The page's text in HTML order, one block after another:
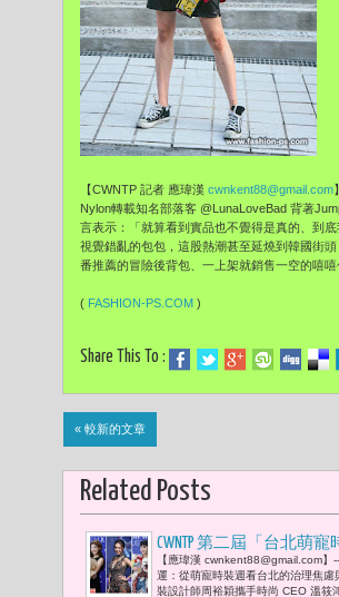
【CWNTP 記者 應瑋漢 cwnkent88@gmail.com
Nylon轉載知名部落客 @LunaLoveBad 背著
言表示：「就算看到實品也不覺得是真的、到
視覺錯亂的包包，這股熱潮甚至延燒到韓國街
番推薦的冒險後背包、一上架就銷售一空的嘻
( FASHION-PS.COM )
Share This To :
« 較新的文章
Related Posts
CWNTP 第二屆「台北萌
裕穎新JUST IN XX 2026 春
薔、王思佳與王心恬現
【應瑋漢 cwnkent88@gmail.com】
運：從萌寵時裝週看台北的治理焦慮
裝設計師周裕穎攜手時尚 CEO 溫筱